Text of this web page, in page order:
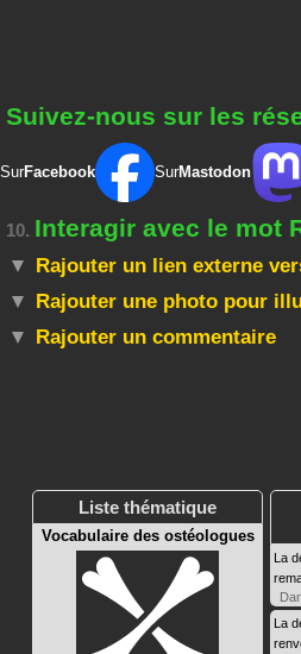
Suivez-nous sur les
SurFacebook SurMastodon
10. Interagir avec le mot
Rajouter un lien externe
Rajouter une photo pour
Rajouter un commentaire
Liste thématique
Vocabulaire des ostéologues
La
La